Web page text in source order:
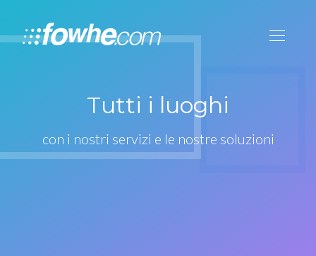
Tutti i luoghi
con i nostri servizi e le nostre soluzioni